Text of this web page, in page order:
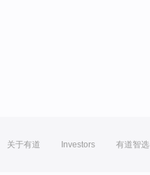
关于有道 Investors 有道智选